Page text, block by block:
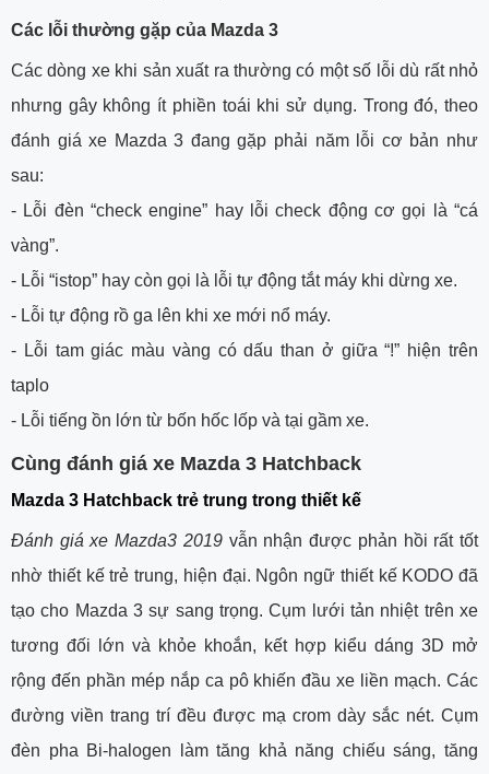
Các lỗi thường gặp của Mazda 3
Các dòng xe khi sản xuất ra thường có một số lỗi dù rất nhỏ
nhưng gây không ít phiền toái khi sử dụng. Trong đó, theo
đánh giá xe Mazda 3 đang gặp phải năm lỗi cơ bản như
sau:
- Lỗi đèn “check engine” hay lỗi check động cơ gọi là “cá
vàng”.
- Lỗi “istop” hay còn gọi là lỗi tự động tắt máy khi dừng xe.
- Lỗi tự động rồ ga lên khi xe mới nổ máy.
- Lỗi tam giác màu vàng có dấu than ở giữa “!” hiện trên
taplo
- Lỗi tiếng ồn lớn từ bốn hốc lốp và tại gầm xe.
Cùng đánh giá xe Mazda 3 Hatchback
Mazda 3 Hatchback trẻ trung trong thiết kế
Đánh giá xe Mazda3 2019vẫn nhận được phản hồi rất tốt
nhờ thiết kế trẻ trung, hiện đại. Ngôn ngữ thiết kế KODO đã
tạo cho Mazda 3 sự sang trọng. Cụm lưới tản nhiệt trên xe
tương đối lớn và khỏe khoắn, kết hợp kiểu dáng 3D mở
rộng đến phần mép nắp ca pô khiến đầu xe liền mạch. Các
đường viền trang trí đều được mạ crom dày sắc nét. Cụm
đèn pha Bi-halogen làm tăng khả năng chiếu sáng, tăng